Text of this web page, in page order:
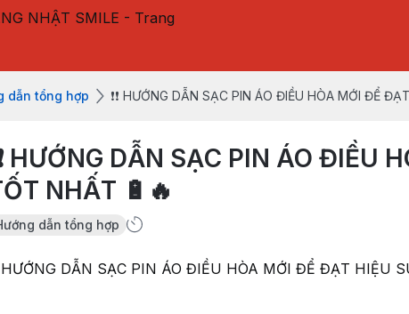
dẫn tổng hợp ❗️❗️ HƯỚNG DẪN SẠC PIN ÁO ĐIỀU HÒA MỚI ĐỂ
HƯỚNG DẪN SẠC PIN ÁO
NHẤT 🔋🔥
dẫn tổng hợp
HƯỚNG DẪN SẠC PIN ÁO ĐIỀU HÒA MỚI ĐỂ ĐẠT HIỆU